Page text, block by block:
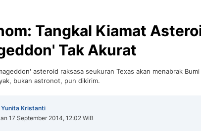
Tangkal Kiamat
Tak Akurat
asteroid raksasa seukuran Texas akan menabrak
bukan astronot, pun dikirim.
Yunita Kristanti
17 September 2014, 12:02 WIB